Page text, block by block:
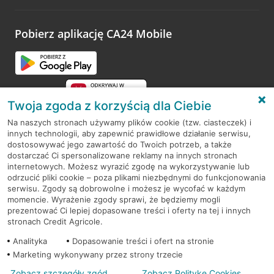
opinie.
Pobierz aplikację CA24 Mobile
RODO
Regulamin serwisu
Mapa serwisu
PolitykaCookies
Twoja zgoda z korzyścią dla Ciebie
Na naszych stronach używamy plików cookie (tzw. ciasteczek) i
innych technologii, aby zapewnić prawidłowe działanie serwisu,
dostosowywać jego zawartość do Twoich potrzeb, a także
dostarczać Ci spersonalizowane reklamy na innych stronach
internetowych. Możesz wyrazić zgodę na wykorzystywanie lub
odrzucić pliki cookie – poza plikami niezbędnymi do funkcjonowania
serwisu. Zgody są dobrowolne i możesz je wycofać w każdym
momencie. Wyrażenie zgody sprawi, że będziemy mogli
prezentować Ci lepiej dopasowane treści i oferty na tej i innych
stronach Credit Agricole.
Analityka
Dopasowanie treści i ofert na stronie
Marketing wykonywany przez strony trzecie